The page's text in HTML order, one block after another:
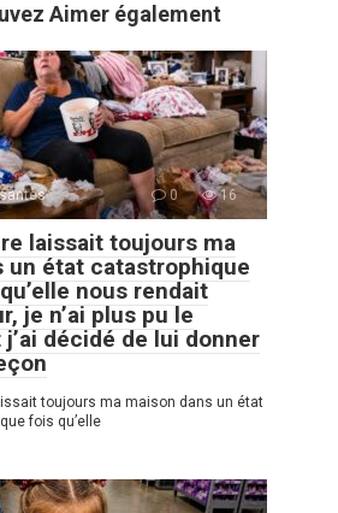
Aimer également
0 16
laissait toujours ma
un état catastrophique
nous rendait
je n’ai plus pu le
décidé de lui donner
toujours ma maison dans un état
fois qu’elle